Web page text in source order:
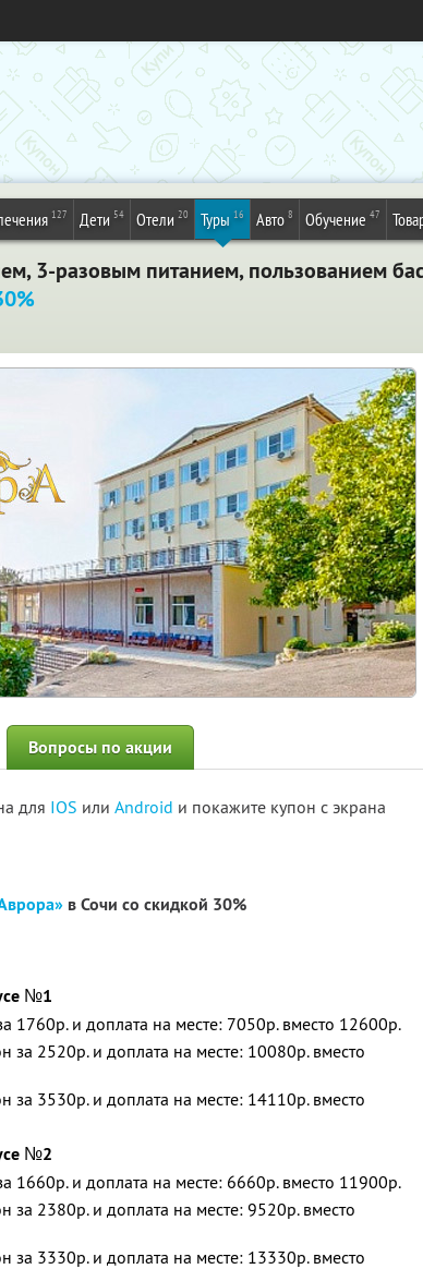
127 Дети 54 Отели 20 Туры 16 Авто 8 Обучение 47
3-разовым питанием, пользованием
Вопросы по акции
для IOS или Android и покажите купон с экрана
в Сочи со скидкой 30%
№1
1760р. и доплата на месте: 7050р. вместо 12600р.
за 2520р. и доплата на месте: 10080р. вместо
за 3530р. и доплата на месте: 14110р. вместо
№2
1660р. и доплата на месте: 6660р. вместо 11900р.
за 2380р. и доплата на месте: 9520р. вместо
за 3330р. и доплата на месте: 13330р. вместо